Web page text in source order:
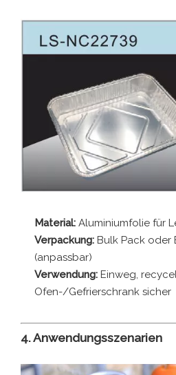
Material: Aluminiumfolie für
Verpackung: Bulk Pack oder
(anpassbar)
Verwendung: Einweg,
Ofen-/Gefrierschrank sicher
4. Anwendungsszenarien